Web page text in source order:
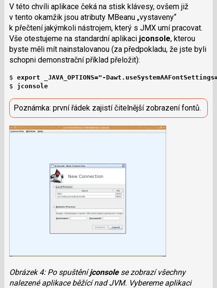
V této chvíli aplikace čeká na stisk klávesy, ovšem již
v tento okamžik jsou atributy MBeanu „vystaveny“
k přečtení jakýmkoli nástrojem, který s JMX umí pracovat.
Vše otestujeme na standardní aplikaci jconsole, kterou
byste měli mít nainstalovanou (za předpokladu, že jste byli
schopni demonstrační příklad přeložit):
$ export _JAVA_OPTIONS="-
$ jconsole
Poznámka: první řádek zajistí čitelnější zobrazení fontů.
Obrázek 4: Po spuštěníjconsolese zobrazí všechny
nalezené aplikace běžící nad JVM. Vybereme aplikaci